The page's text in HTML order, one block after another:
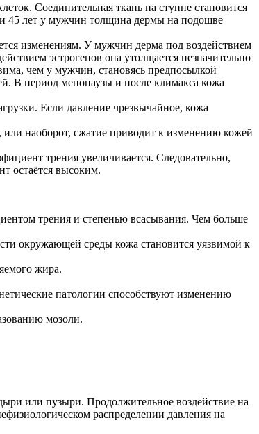
Соединительная ткань на ступне становится
45 лет у мужчин толщина дермы на подошве
изменениям. У мужчин дерма под воздействием
эстрогенов она утолщается незначительно
чем у мужчин, становясь предпосылкой
В период менопаузы и после климакса кожа
Если давление чрезвычайное, кожа
или наоборот, сжатие приводит к изменению кожей
трения увеличивается. Следовательно,
остаётся высоким.
трения и степенью всасывания. Чем больше
окружающей среды кожа становится уязвимой к
жира.
патологии способствуют изменению
мозоли.
или пузыри. Продолжительное воздействие на
распределении давления на